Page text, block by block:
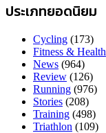
ประเภทยอดนิยม
Cycling (173)
Fitness & Health
News (964)
Review (126)
Running (976)
Stories (208)
Training (498)
Triathlon (109)